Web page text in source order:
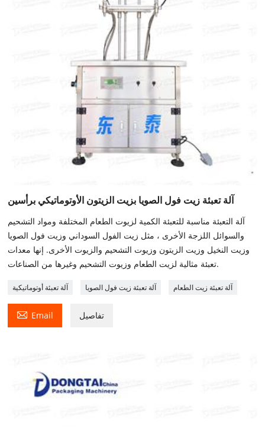
آلة تعبئة زيت فول الصويا بزيت الزيتون الأوتوماتيكي برأسين
آلة التعبئة مناسبة للتعبئة الكمية لزيوت الطعام المختلفة ومواد التشحيم
والسوائل اللزجة الأخرى ، مثل زيت الفول السوداني وزيت فول الصويا
وزيت النخيل وزيت الزيتون وزيوت التشحيم والزيوت الأخرى. إنها معدات
تعبئة مثالية لزيت الطعام وزيوت التشحيم وغيرها من الصناعات.
آلة تعبئة أوتوماتيكية آلة تعبئة زيت فول الصويا آلة تعبئة زيت الطعام
 Email تفاصيل